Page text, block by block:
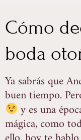
Cómo
boda
Ya sabrás que
buen tiempo.
y es una
mágica, como